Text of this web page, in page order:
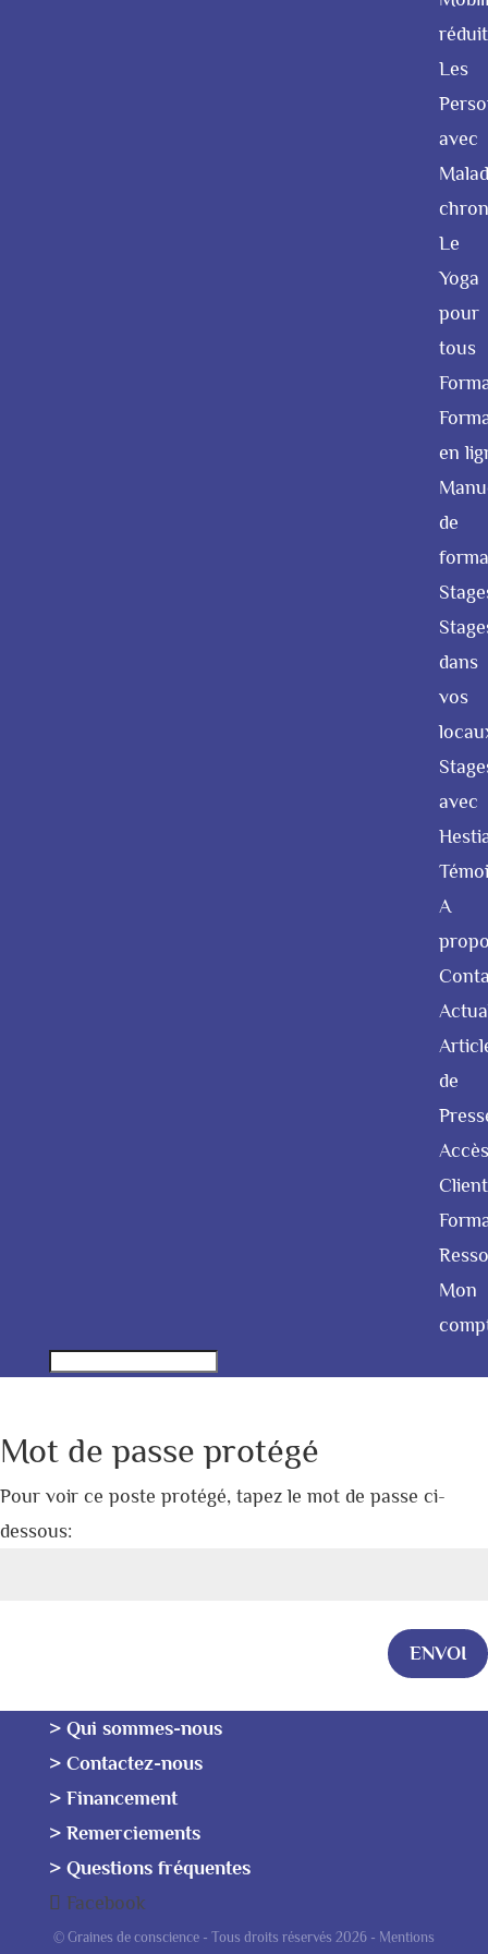
Les
avec
Le
Yoga
pour
tous
en
de
dans
vos
avec
A
de
Accès
Client
Mon
Mot de passe protégé
Pour voir ce poste protégé, tapez le mot de passe ci-
dessous:
ENVOI
> Qui sommes-nous
> Contactez-nous
> Financement
> Remerciements
> Questions fréquentes
Facebook
© Graines de conscience - Tous droits réservés 2026 - Mentions